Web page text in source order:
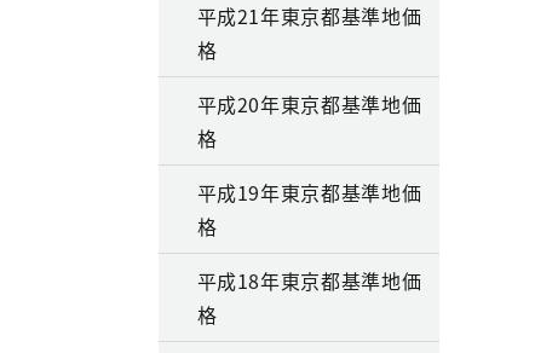
平成21年東京都基準地価
格
平成20年東京都基準地価
格
平成19年東京都基準地価
格
平成18年東京都基準地価
格